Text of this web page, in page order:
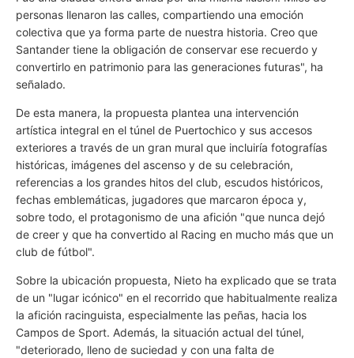
personas llenaron las calles, compartiendo una emoción
colectiva que ya forma parte de nuestra historia. Creo que
Santander tiene la obligación de conservar ese recuerdo y
convertirlo en patrimonio para las generaciones futuras", ha
señalado.
De esta manera, la propuesta plantea una intervención
artística integral en el túnel de Puertochico y sus accesos
exteriores a través de un gran mural que incluiría fotografías
históricas, imágenes del ascenso y de su celebración,
referencias a los grandes hitos del club, escudos históricos,
fechas emblemáticas, jugadores que marcaron época y,
sobre todo, el protagonismo de una afición "que nunca dejó
de creer y que ha convertido al Racing en mucho más que un
club de fútbol".
Sobre la ubicación propuesta, Nieto ha explicado que se trata
de un "lugar icónico" en el recorrido que habitualmente realiza
la afición racinguista, especialmente las peñas, hacia los
Campos de Sport. Además, la situación actual del túnel,
"deteriorado, lleno de suciedad y con una falta de